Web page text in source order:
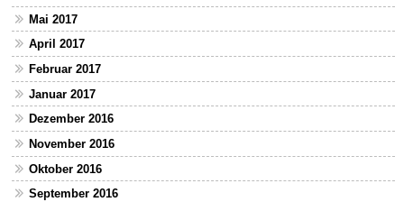
Mai 2017
April 2017
Februar 2017
Januar 2017
Dezember 2016
November 2016
Oktober 2016
September 2016